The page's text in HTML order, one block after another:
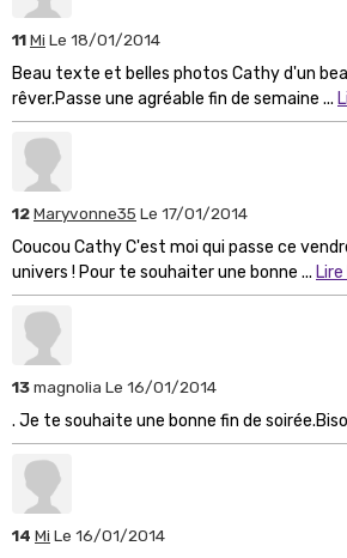
11Mi Le 18/01/2014
Beau texte et belles photos Cathy d'un
rêver.Passe une agréable fin de semaine ...
12Maryvonne35 Le 17/01/2014
Coucou Cathy C'est moi qui passe ce
univers ! Pour te souhaiter une bonne ...
13magnolia Le 16/01/2014
. Je te souhaite une bonne fin de
14 Mi Le 16/01/2014